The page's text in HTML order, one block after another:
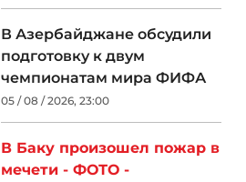
В Азербайджане обсудили
подготовку к двум
чемпионатам мира ФИФА
05 / 08 / 2026, 23:00
В Баку произошел пожар в
мечети - ФОТО -